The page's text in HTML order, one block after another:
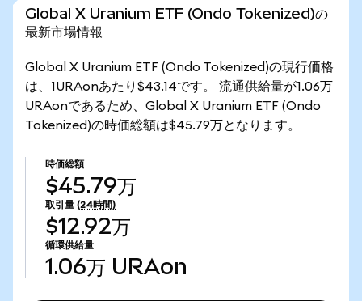
Global X Uranium ETF (Ondo Tokenized)の
最新市場情報
Global X Uranium ETF (Ondo Tokenized)の現行価格
は、1URAonあたり$43.14です。 流通供給量が1.06万
URAonであるため、Global X Uranium ETF (Ondo
Tokenized)の時価総額は$45.79万となります。
時価総額
$45.79万
取引量 (24時間)
$12.92万
循環供給量
1.06万 URAon